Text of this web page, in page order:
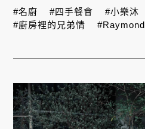
#名廚 #四手餐會 #小樂沐
#廚房裡的兄弟情
#Raymond